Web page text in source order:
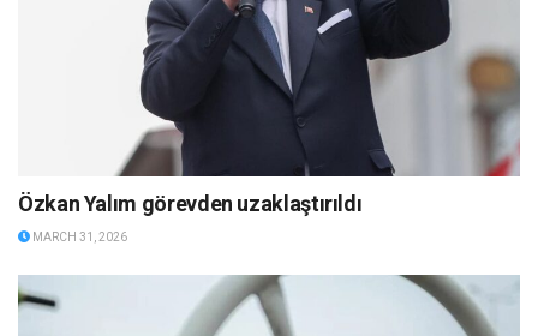
Özkan Yalım görevden uzaklaştırıldı
MARCH 31, 2026